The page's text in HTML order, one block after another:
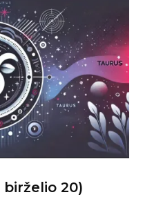
birželio 20)